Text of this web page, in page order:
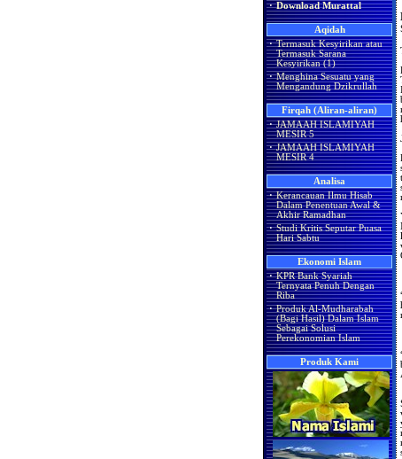
· Download Murattal
Aqidah
· Termasuk Kesyirikan atau
Termasuk Sarana
Kesyirikan (1)
· Menghina Sesuatu yang
Mengandung Dzikrullah
Firqah (Aliran-aliran)
· JAMAAH ISLAMIYAH
MESIR 5
· JAMAAH ISLAMIYAH
MESIR 4
Analisa
· Kerancauan Ilmu Hisab
Dalam Penentuan Awal &
Akhir Ramadhan
· Studi Kritis Seputar Puasa
Hari Sabtu
Ekonomi Islam
· KPR Bank Syariah
Ternyata Penuh Dengan
Riba
· Produk Al-Mudharabah
(Bagi Hasil) Dalam Islam
Sebagai Solusi
Perekonomian Islam
Produk Kami